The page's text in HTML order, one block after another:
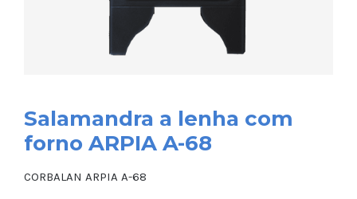
Salamandra a lenha com
forno ARPIA A-68
CORBALAN ARPIA A-68